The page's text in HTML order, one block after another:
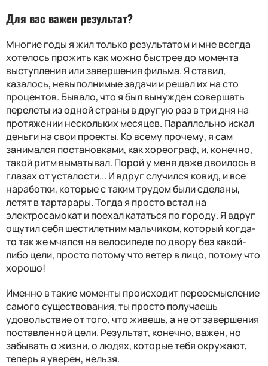
Для вас важен результат?
Многие годы я жил только результатом и мне всегда
хотелось прожить как можно быстрее до момента
выступления или завершения фильма. Я ставил,
казалось, невыполнимые задачи и решал их на сто
процентов. Бывало, что я был вынужден совершать
перелеты из одной страны в другую раз в три дня на
протяжении нескольких месяцев. Параллельно искал
деньги на свои проекты. Ко всему прочему, я сам
занимался постановками, как хореограф, и, конечно,
такой ритм выматывал. Порой у меня даже двоилось в
глазах от усталости... И вдруг случился ковид, и все
наработки, которые с таким трудом были сделаны,
летят в тартарары. Тогда я просто встал на
электросамокат и поехал кататься по городу. Я вдруг
ощутил себя шестилетним мальчиком, который когда-
то так же мчался на велосипеде по двору без какой-
либо цели, просто потому что ветер в лицо, потому что
хорошо!
Именно в такие моменты происходит переосмысление
самого существования, ты просто получаешь
удовольствие от того, что живешь, а не от завершения
поставленной цели. Результат, конечно, важен, но
забывать о жизни, о людях, которые тебя окружают,
теперь я уверен, нельзя.